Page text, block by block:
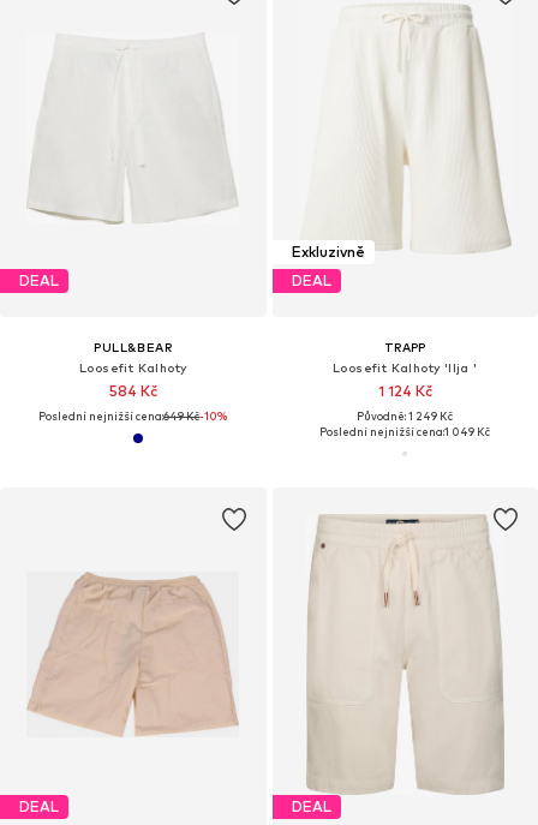
DEAL
PULL&BEAR
Loosefit Kalhoty
584 Kč
Poslední nejnižší cena:649 Kč-10%
Exkluzivně
DEAL
TRAPP
Loosefit Kalhoty 'Ilja '
1 124 Kč
Původně: 1 249 Kč
Poslední nejnižší cena:1 049 Kč
DEAL DEAL